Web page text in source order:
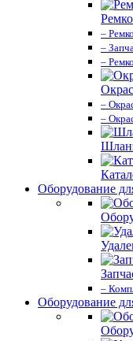
–
–
–
–
–
Оборудование
–
Оборудование